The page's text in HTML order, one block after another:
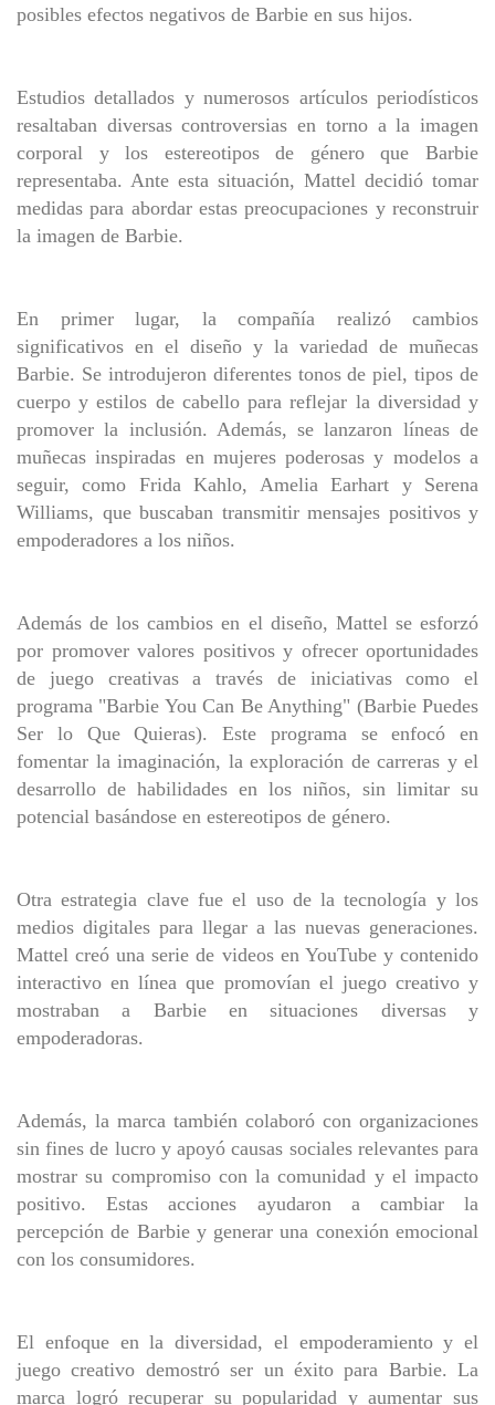
posibles efectos negativos de Barbie en sus hijos.
Estudios detallados y numerosos artículos periodísticos
resaltaban diversas controversias en torno a la imagen
corporal y los estereotipos de género que Barbie
representaba. Ante esta situación, Mattel decidió tomar
medidas para abordar estas preocupaciones y reconstruir
la imagen de Barbie.
En primer lugar, la compañía realizó cambios
significativos en el diseño y la variedad de muñecas
Barbie. Se introdujeron diferentes tonos de piel, tipos de
cuerpo y estilos de cabello para reflejar la diversidad y
promover la inclusión. Además, se lanzaron líneas de
muñecas inspiradas en mujeres poderosas y modelos a
seguir, como Frida Kahlo, Amelia Earhart y Serena
Williams, que buscaban transmitir mensajes positivos y
empoderadores a los niños.
Además de los cambios en el diseño, Mattel se esforzó
por promover valores positivos y ofrecer oportunidades
de juego creativas a través de iniciativas como el
programa "Barbie You Can Be Anything" (Barbie Puedes
Ser lo Que Quieras). Este programa se enfocó en
fomentar la imaginación, la exploración de carreras y el
desarrollo de habilidades en los niños, sin limitar su
potencial basándose en estereotipos de género.
Otra estrategia clave fue el uso de la tecnología y los
medios digitales para llegar a las nuevas generaciones.
Mattel creó una serie de videos en YouTube y contenido
interactivo en línea que promovían el juego creativo y
mostraban a Barbie en situaciones diversas y
empoderadoras.
Además, la marca también colaboró con organizaciones
sin fines de lucro y apoyó causas sociales relevantes para
mostrar su compromiso con la comunidad y el impacto
positivo. Estas acciones ayudaron a cambiar la
percepción de Barbie y generar una conexión emocional
con los consumidores.
El enfoque en la diversidad, el empoderamiento y el
juego creativo demostró ser un éxito para Barbie. La
marca logró recuperar su popularidad y aumentar sus